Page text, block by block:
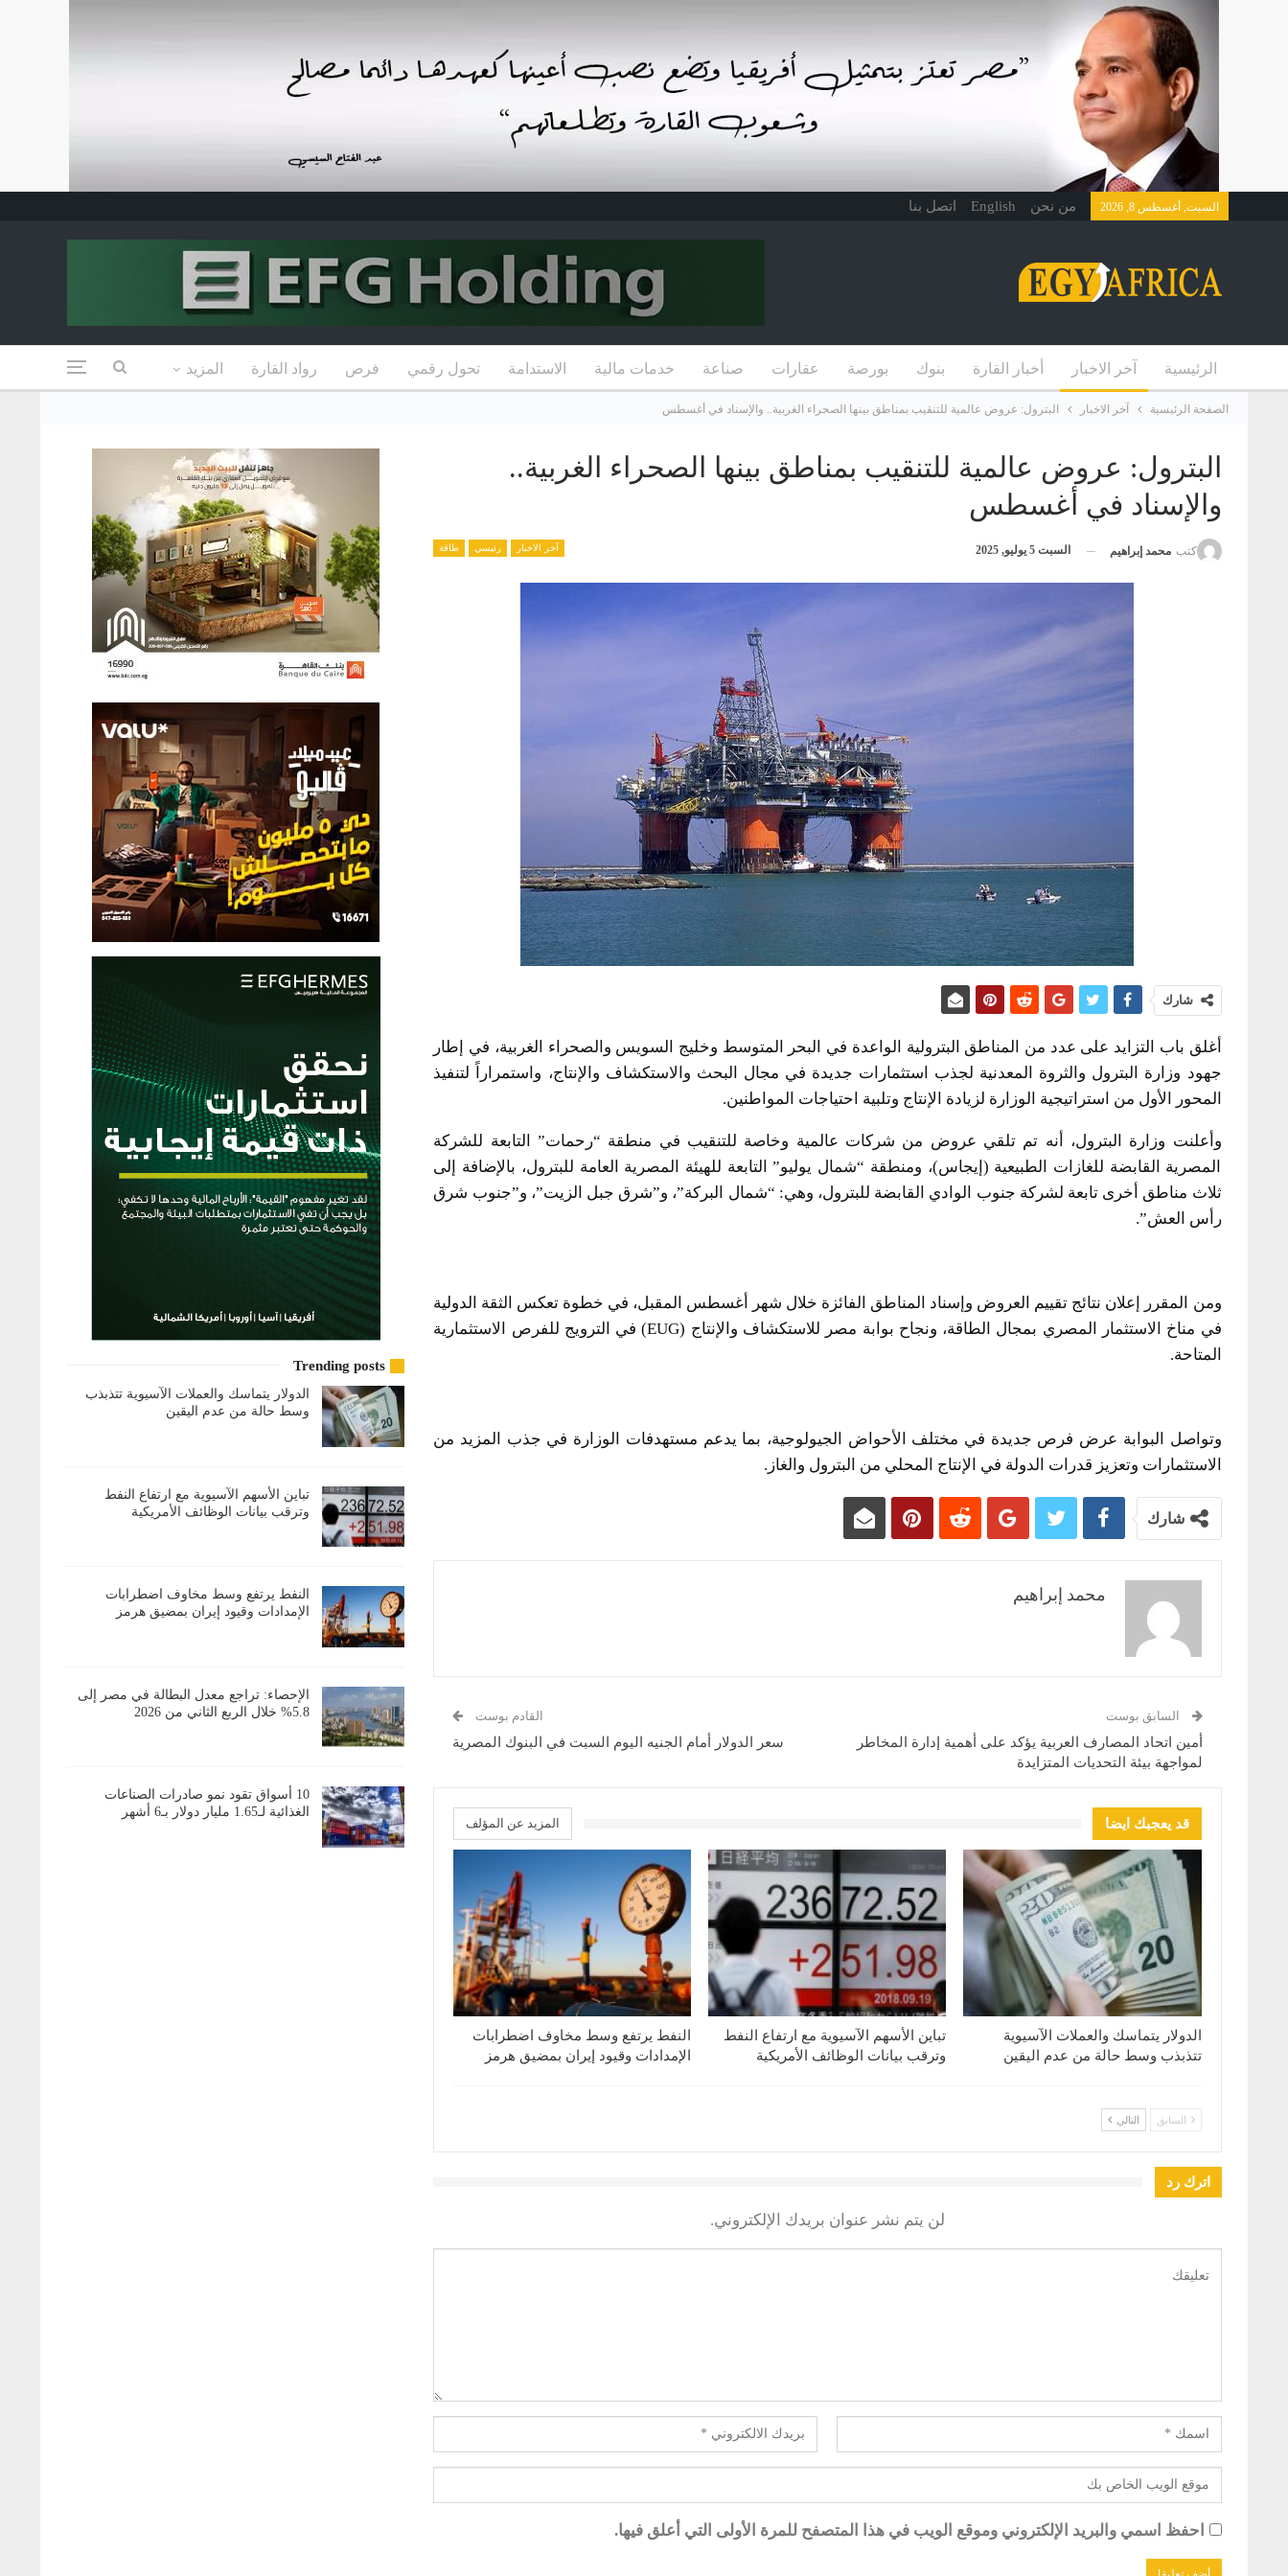
السبت, أغسطس 8, 2026 من نحن English اتصل بنا
الرئيسية آخر الاخبار أخبار القارة بنوك بورصة عقارات صناعة خدمات مالية الاستدامة تحول رقمي فرص رواد القارة المزيد
الصفحة الرئيسية آخر الاخبار البترول: عروض عالمية للتنقيب بمناطق بينها الصحراء الغربية.. والإسناد في أغسطس
البترول: عروض عالمية للتنقيب بمناطق بينها الصحراء الغربية..
والإسناد في أغسطس
آخر الاخبار رئيسي طاقة كتب محمد إبراهيم السبت 5 يوليو, 2025
شارك
أغلق باب التزايد على عدد من المناطق البترولية الواعدة في البحر المتوسط وخليج السويس والصحراء الغربية، في إطار
جهود وزارة البترول والثروة المعدنية لجذب استثمارات جديدة في مجال البحث والاستكشاف والإنتاج، واستمراراً لتنفيذ
المحور الأول من استراتيجية الوزارة لزيادة الإنتاج وتلبية احتياجات المواطنين.
وأعلنت وزارة البترول، أنه تم تلقي عروض من شركات عالمية وخاصة للتنقيب في منطقة “رحمات” التابعة للشركة
المصرية القابضة للغازات الطبيعية (إيجاس)، ومنطقة “شمال يوليو” التابعة للهيئة المصرية العامة للبترول، بالإضافة إلى
ثلاث مناطق أخرى تابعة لشركة جنوب الوادي القابضة للبترول، وهي: “شمال البركة”، و”شرق جبل الزيت”، و”جنوب شرق
رأس العش”.
ومن المقرر إعلان نتائج تقييم العروض وإسناد المناطق الفائزة خلال شهر أغسطس المقبل، في خطوة تعكس الثقة الدولية
في مناخ الاستثمار المصري بمجال الطاقة، ونجاح بوابة مصر للاستكشاف والإنتاج (EUG) في الترويج للفرص الاستثمارية
المتاحة.
وتواصل البوابة عرض فرص جديدة في مختلف الأحواض الجيولوجية، بما يدعم مستهدفات الوزارة في جذب المزيد من
الاستثمارات وتعزيز قدرات الدولة في الإنتاج المحلي من البترول والغاز.
شارك
محمد إبراهيم
السابق بوست
أمين اتحاد المصارف العربية يؤكد على أهمية إدارة المخاطر
لمواجهة بيئة التحديات المتزايدة
القادم بوست
سعر الدولار أمام الجنيه اليوم السبت في البنوك المصرية
قد يعجبك ايضا المزيد عن المؤلف
الدولار يتماسك والعملات الآسيوية
تتذبذب وسط حالة من عدم اليقين
تباين الأسهم الآسيوية مع ارتفاع النفط
وترقب بيانات الوظائف الأمريكية
النفط يرتفع وسط مخاوف اضطرابات
الإمدادات وقيود إيران بمضيق هرمز
السابق التالي
اترك رد
لن يتم نشر عنوان بريدك الإلكتروني.
احفظ اسمي والبريد الإلكتروني وموقع الويب في هذا المتصفح للمرة الأولى التي أعلق فيها.
Trending posts
الدولار يتماسك والعملات الآسيوية تتذبذب
وسط حالة من عدم اليقين
تباين الأسهم الآسيوية مع ارتفاع النفط
وترقب بيانات الوظائف الأمريكية
النفط يرتفع وسط مخاوف اضطرابات
الإمدادات وقيود إيران بمضيق هرمز
الإحصاء: تراجع معدل البطالة في مصر إلى
5.8% خلال الربع الثاني من 2026
10 أسواق تقود نمو صادرات الصناعات
الغذائية لـ1.65 مليار دولار بـ6 أشهر